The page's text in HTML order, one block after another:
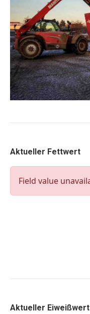
Aktueller Fettwert
Aktueller Eiweißwert